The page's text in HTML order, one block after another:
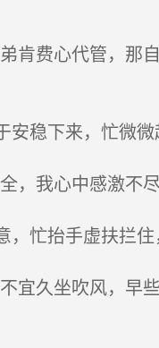
肯费心代管，那
稳下来，忙微
，我心中感激不
忙抬手虚扶拦住
宜久坐吹风，早